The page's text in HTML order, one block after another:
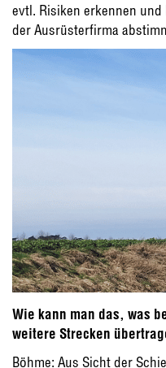
evtl. Risiken erkennen
der Ausrüsterfirma
Wie kann man das, was
weitere Strecken
Böhme: Aus Sicht der